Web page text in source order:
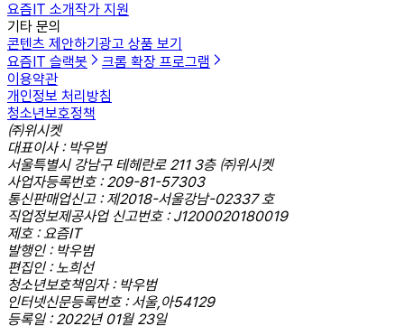
요즘IT 소개작가 지원
기타 문의
콘텐츠 제안하기광고 상품 보기
요즘IT 슬랙봇
크롬 확장 프로그램
이용약관
개인정보 처리방침
청소년보호정책
㈜위시켓
대표이사 : 박우범
서울특별시 강남구 테헤란로 211 3층 ㈜위시켓
사업자등록번호 : 209-81-57303
통신판매업신고 : 제2018-서울강남-02337 호
직업정보제공사업 신고번호 : J1200020180019
제호 : 요즘IT
발행인 : 박우범
편집인 : 노희선
청소년보호책임자 : 박우범
인터넷신문등록번호 : 서울,아54129
등록일 : 2022년 01월 23일